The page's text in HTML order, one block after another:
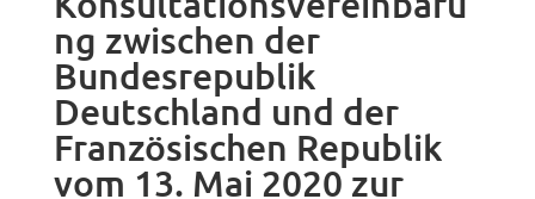
ng zwischen der
Bundesrepublik
Deutschland und der
Französischen Republik
vom 13. Mai 2020 zur